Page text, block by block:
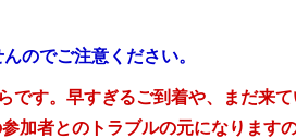
のでご注意ください。
です。早すぎるご到着や、まだ来
加者とのトラブルの元になります